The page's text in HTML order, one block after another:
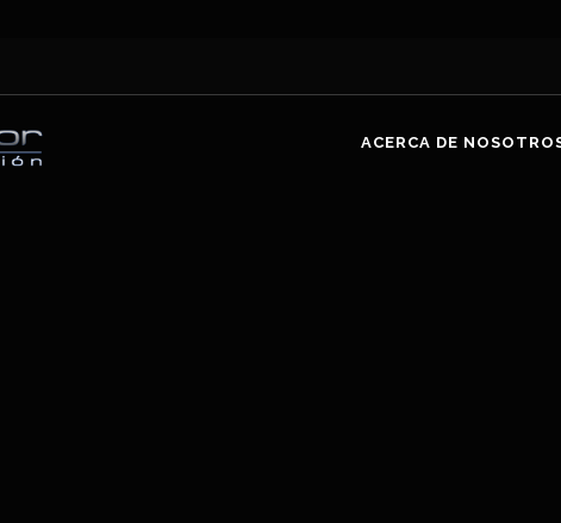
ACERCA DE